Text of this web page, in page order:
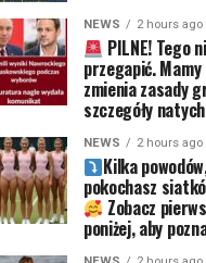
NEWS 2 hours ago
PILNE! Tego
przegapić.
zmienia zasady
szczegóły
NEWS 2 hours ago
Kilka
pokochasz
Zobacz
poniżej, aby